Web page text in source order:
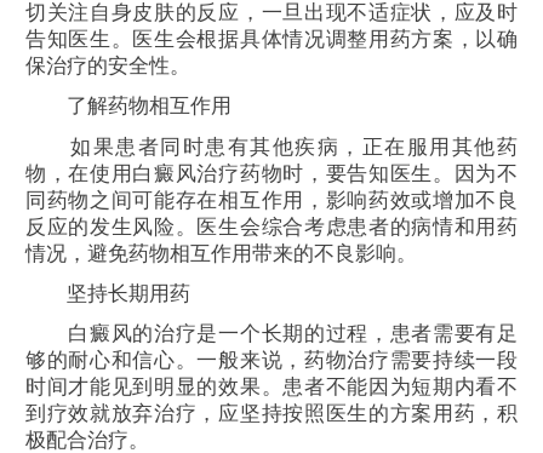
切关注自身皮肤的反应，一旦出现不适症状，应及时
告知医生。医生会根据具体情况调整用药方案，以确
保治疗的安全性。
了解药物相互作用
如果患者同时患有其他疾病，正在服用其他药
物，在使用白癜风治疗药物时，要告知医生。因为不
同药物之间可能存在相互作用，影响药效或增加不良
反应的发生风险。医生会综合考虑患者的病情和用药
情况，避免药物相互作用带来的不良影响。
坚持长期用药
白癜风的治疗是一个长期的过程，患者需要有足
够的耐心和信心。一般来说，药物治疗需要持续一段
时间才能见到明显的效果。患者不能因为短期内看不
到疗效就放弃治疗，应坚持按照医生的方案用药，积
极配合治疗。